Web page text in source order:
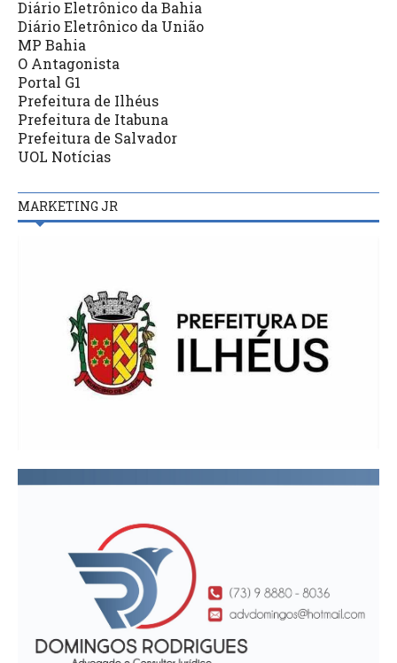
Diário Eletrônico da Bahia
Diário Eletrônico da União
MP Bahia
O Antagonista
Portal G1
Prefeitura de Ilhéus
Prefeitura de Itabuna
Prefeitura de Salvador
UOL Notícias
MARKETING JR